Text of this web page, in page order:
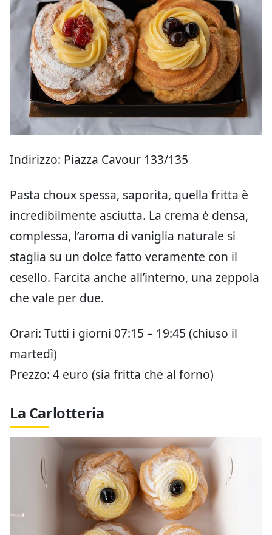
Indirizzo: Piazza Cavour 133/135
Pasta choux spessa, saporita, quella fritta è
incredibilmente asciutta. La crema è densa,
complessa, l’aroma di vaniglia naturale si
staglia su un dolce fatto veramente con il
cesello. Farcita anche all’interno, una zeppola
che vale per due.
Orari: Tutti i giorni 07:15 – 19:45 (chiuso il
martedì)
Prezzo: 4 euro (sia fritta che al forno)
La Carlotteria